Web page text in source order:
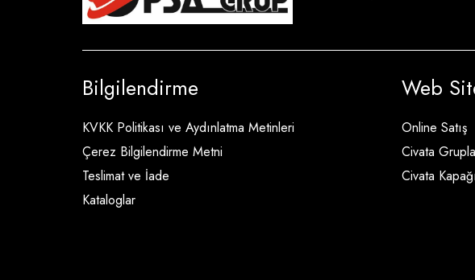
Bilgilendirme
KVKK Politikası ve Aydınlatma Metinleri
Çerez Bilgilendirme Metni
Teslimat ve İade
Kataloglar
Web
Online Satış
Civata
Civata Kapağı